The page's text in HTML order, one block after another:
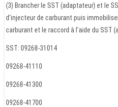
(3) Brancher le SST (adaptateur) et le
d'injecteur de carburant puis
carburant et le raccord à l'aide du SST
SST: 09268-31014
09268-41110
09268-41300
09268-41700